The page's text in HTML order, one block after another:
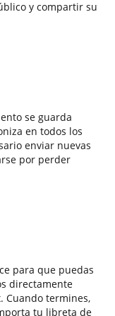
y compartir su
se guarda
en todos los
enviar nuevas
por perder
para que puedas
directamente
Cuando termines,
tu libreta de